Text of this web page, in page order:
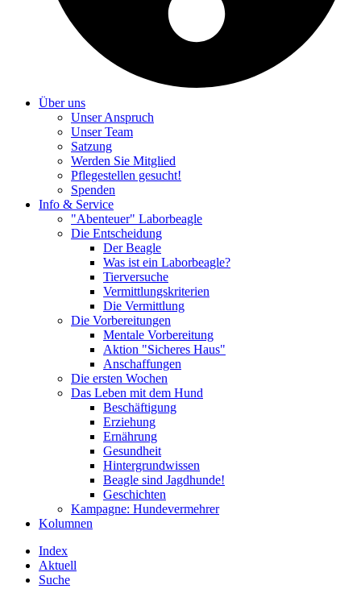
Über uns
Unser Anspruch
Unser Team
Satzung
Werden Sie Mitglied
Pflegestellen gesucht!
Spenden
Info & Service
"Abenteuer" Laborbeagle
Die Entscheidung
Der Beagle
Was ist ein Laborbeagle?
Tierversuche
Vermittlungskriterien
Die Vermittlung
Die Vorbereitungen
Mentale Vorbereitung
Aktion "Sicheres Haus"
Anschaffungen
Die ersten Wochen
Das Leben mit dem Hund
Beschäftigung
Erziehung
Ernährung
Gesundheit
Hintergrundwissen
Beagle sind Jagdhunde!
Geschichten
Kampagne: Hundevermehrer
Kolumnen
Index
Aktuell
Suche